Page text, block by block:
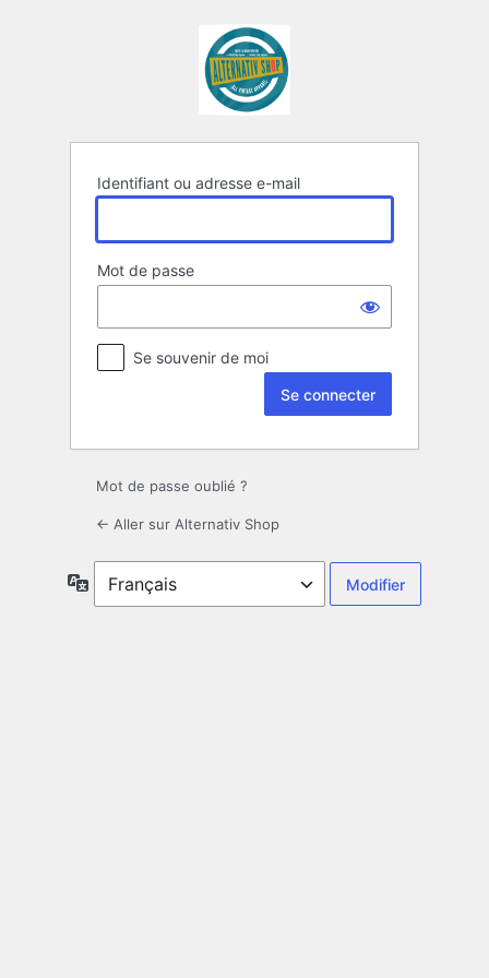
Identifiant ou adresse e-mail
Mot de passe
Se souvenir de moi
Mot de passe oublié ?
← Aller sur Alternativ Shop
Langue